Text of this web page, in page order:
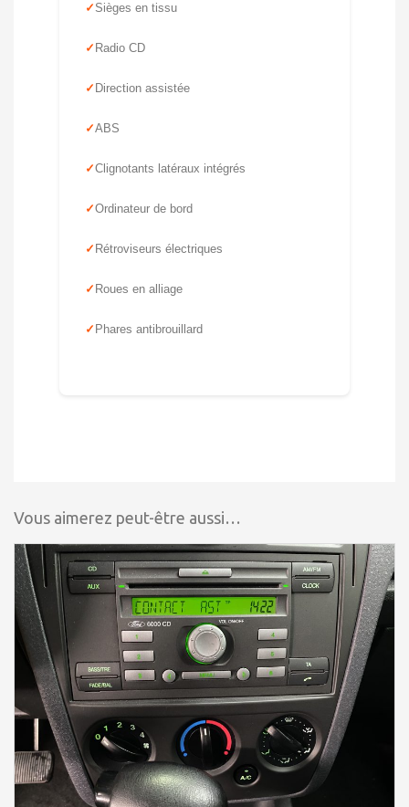
Sièges en tissu
Radio CD
Direction assistée
ABS
Clignotants latéraux intégrés
Ordinateur de bord
Rétroviseurs électriques
Roues en alliage
Phares antibrouillard
Vous aimerez peut-être aussi…